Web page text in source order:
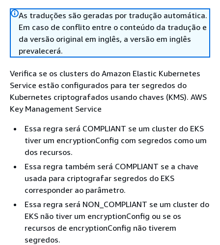
As traduções são geradas por tradução automática.
Em caso de conflito entre o conteúdo da tradução e
da versão original em inglês, a versão em inglês
prevalecerá.
Verifica se os clusters do Amazon Elastic Kubernetes
Service estão configurados para ter segredos do
Kubernetes criptografados usando chaves (KMS). AWS
Key Management Service
Essa regra será COMPLIANT se um cluster do EKS
tiver um encryptionConfig com segredos como um
dos recursos.
Essa regra também será COMPLIANT se a chave
usada para criptografar segredos do EKS
corresponder ao parâmetro.
Essa regra será NON_COMPLIANT se um cluster do
EKS não tiver um encryptionConfig ou se os
recursos de encryptionConfig não tiverem
segredos.